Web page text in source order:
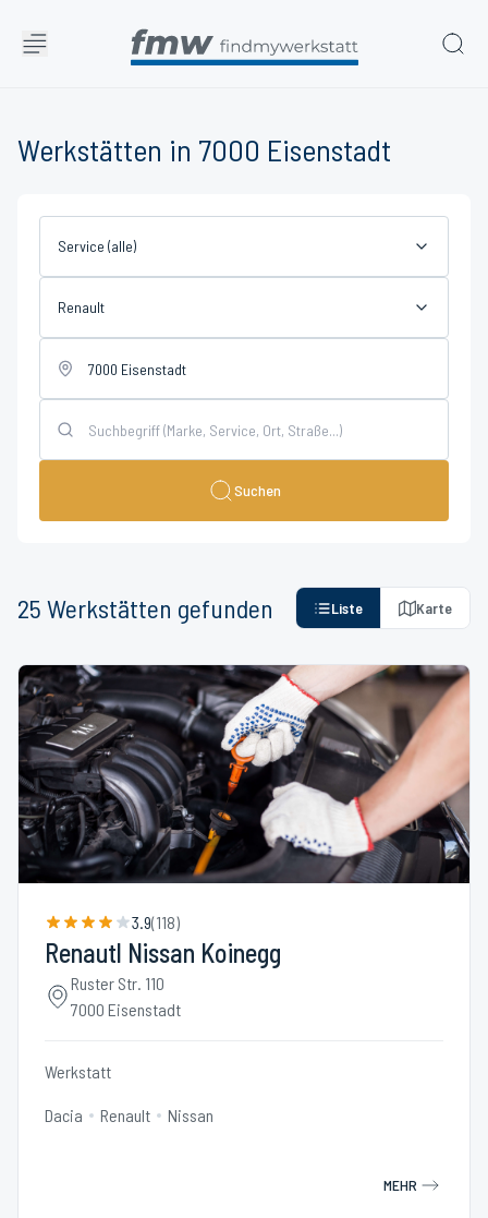
Werkstätten in 7000 Eisenstadt
Service (alle)
Renault
Suchen
25 Werkstätten gefunden Liste Karte
3.9(118)
Renautl Nissan Koinegg
Ruster Str. 110
7000 Eisenstadt
Werkstatt
Dacia Renault Nissan
MEHR